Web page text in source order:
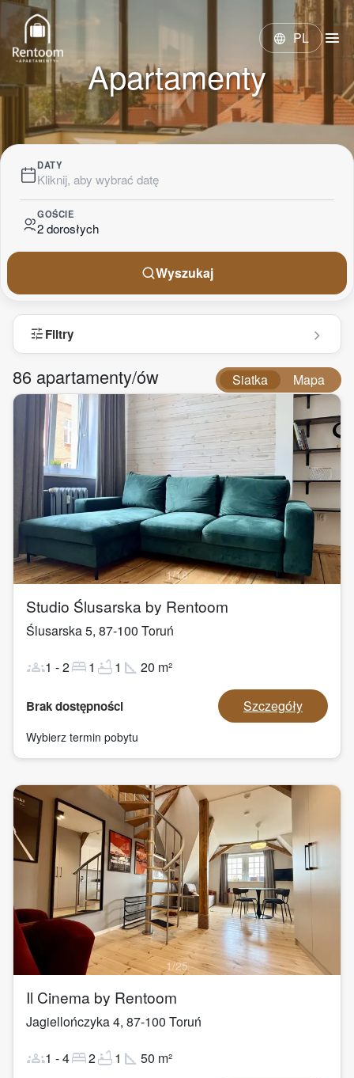
language PL menu
Apartamenty
DATY
Kliknij, aby wybrać datę
GOŚCIE
2 dorosłych
Wyszukaj
tuneFiltry
86 apartamenty/ów Siatka Mapa
1/18
Studio Ślusarska by Rentoom
Ślusarska 5, 87-100 Toruń
groups1 -2bed1 bathtub1 square_foot 20 m²
Brak dostępności Szczegóły
Wybierz termin pobytu
1/25
Il Cinema by Rentoom
Jagiellończyka 4, 87-100 Toruń
groups1 -4bed2bathtub1 square_foot 50 m²